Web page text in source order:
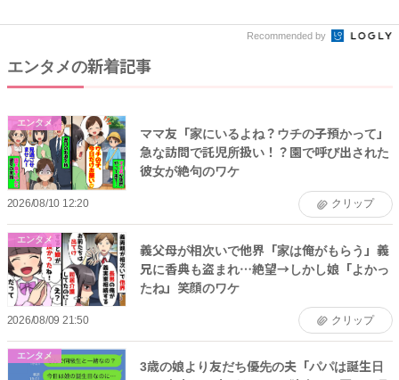
Recommended by
エンタメの新着記事
エンタメ
ママ友「家にいるよね？ウチの子預かって」
急な訪問で託児所扱い！？園で呼び出された
彼女が絶句のワケ
2026/08/10 12:20 クリップ
エンタメ
義父母が相次いで他界「家は俺がもらう」義
兄に香典も盗まれ…絶望→しかし娘「よかっ
たね」笑顔のワケ
2026/08/09 21:50 クリップ
エンタメ
3歳の娘より友だち優先の夫「パパは誕生日